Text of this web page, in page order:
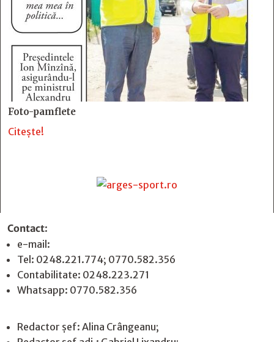
Foto-pamflete
Citește!
Contact:
e-mail:
Tel: 0248.221.774; 0770.582.356
Contabilitate: 0248.223.271
Whatsapp: 0770.582.356
Redactor șef: Alina Crângeanu;